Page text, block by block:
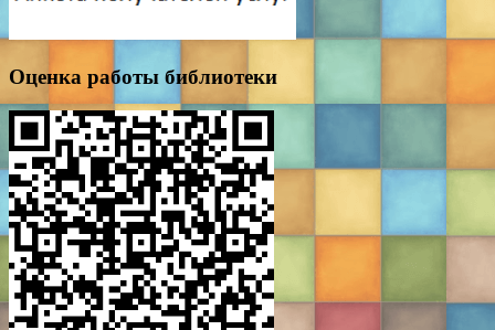
Оценка работы библиотеки